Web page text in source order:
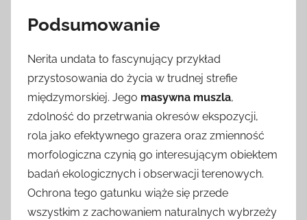
Podsumowanie
Nerita undata to fascynujący przykład
przystosowania do życia w trudnej strefie
międzymorskiej. Jego masywna muszla,
zdolność do przetrwania okresów ekspozycji,
rola jako efektywnego grazera oraz zmienność
morfologiczna czynią go interesującym obiektem
badań ekologicznych i obserwacji terenowych.
Ochrona tego gatunku wiąże się przede
wszystkim z zachowaniem naturalnych wybrzeży